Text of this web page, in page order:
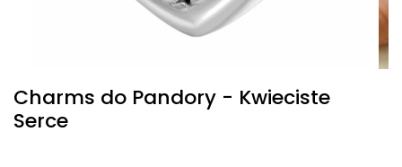
Charms do Pandory - Kwieciste
Serce